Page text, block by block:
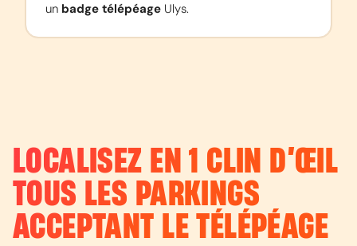
un badge télépéage Ulys.
LOCALISEZ EN 1 CLIN D’ŒIL
TOUS LES PARKINGS
ACCEPTANT LE TÉLÉPÉAGE